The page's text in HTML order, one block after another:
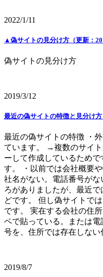
2022/1/11
▲偽サイトの見分け方（更新：
偽サイトの見分け方
2019/3/12
最近の偽サイトの特徴と見分け方
最近の偽サイトの特徴 ・
ています。 →複数のサイ
ーして作成しているため
す。 ・以前では会社概要
社名がない。電話番号が
ろがありましたが、最近
どです。 但し偽サイトで
です。 実在する会社の住
ペで貼っている。または
号を、住所では存在しない
2019/8/7